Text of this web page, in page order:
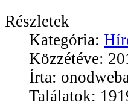
Részletek
Kategória:
Közzétéve:
Írta:
Találatok: